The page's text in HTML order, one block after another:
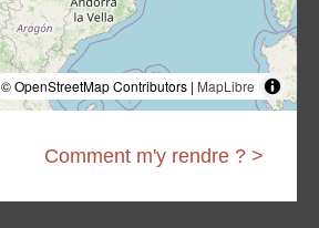
© OpenStreetMap Contributors | MapLibre
Comment m'y rendre ? >